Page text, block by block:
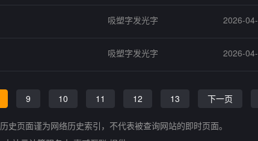
吸塑字发光字 2026-
吸塑字发光字 2026-
9 10 11 12 13 下一页
页面谨为网络历史索引，不代表被查询网站的即时页面。